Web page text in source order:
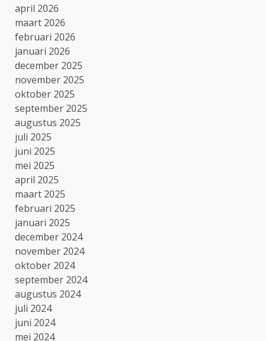
april 2026
maart 2026
februari 2026
januari 2026
december 2025
november 2025
oktober 2025
september 2025
augustus 2025
juli 2025
juni 2025
mei 2025
april 2025
maart 2025
februari 2025
januari 2025
december 2024
november 2024
oktober 2024
september 2024
augustus 2024
juli 2024
juni 2024
mei 2024